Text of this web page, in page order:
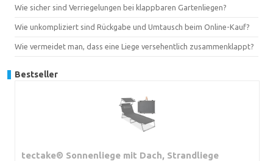
Wie sicher sind Verriegelungen bei klappbaren Gartenliegen?
Wie unkompliziert sind Rückgabe und Umtausch beim Online-Kauf?
Wie vermeidet man, dass eine Liege versehentlich zusammenklappt?
Bestseller
tectake® Sonnenliege mit Dach, Strandliege